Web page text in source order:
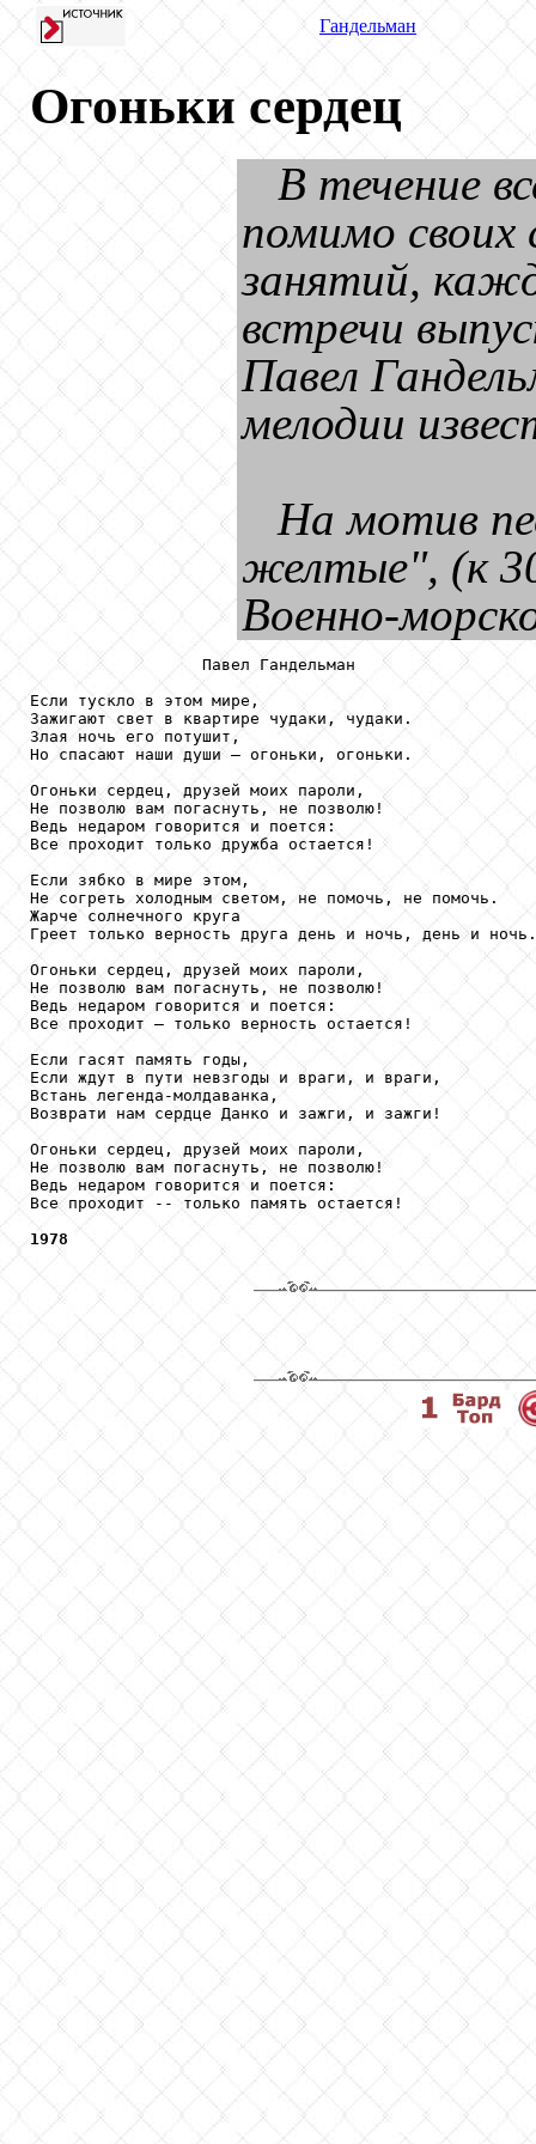
Гандельман
Огоньки сердец
В течение
помимо своих
занятий,
встречи
Павел
мелодии
На мотив
желтые", (к
Военно-
                  Павел Гандельман
Если тускло в этом мире,
Зажигают свет в квартире чудаки, чудаки.
Злая ночь его потушит,
Но спасают наши души — огоньки, огоньки.
Огоньки сердец, друзей моих пароли,
Не позволю вам погаснуть, не позволю!
Ведь недаром говорится и поется:
Все проходит только дружба остается!
Если зябко в мире этом,
Не согреть холодным светом, не помочь, не помочь.
Жарче солнечного круга
Греет только верность друга день и ночь, день и ночь.
Огоньки сердец, друзей моих пароли,
Не позволю вам погаснуть, не позволю!
Ведь недаром говорится и поется:
Все проходит — только верность остается!
Если гасят память годы,
Если ждут в пути невзгоды и враги, и враги,
Встань легенда-молдаванка,
Возврати нам сердце Данко и зажги, и зажги!
Огоньки сердец, друзей моих пароли,
Не позволю вам погаснуть, не позволю!
Ведь недаром говорится и поется:
Все проходит -- только память остается!
1978